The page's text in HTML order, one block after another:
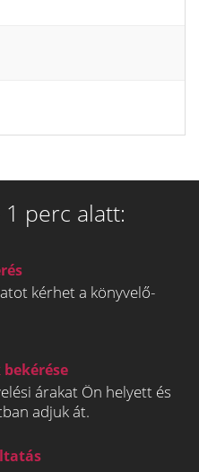
perc alatt:
kérhet a könyvelő-
árakat Ön helyett és
adjuk át.